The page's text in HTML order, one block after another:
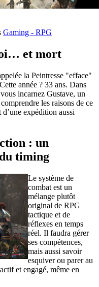
Gaming - RPG
et mort
la Peintresse "efface"
année ? 33 ans. Dans
incarnez Gustave, un
les raisons de ce
expédition aussi
: un
timing
Le système de
combat est un
mélange plutôt
original de RPG
tactique et de
réflexes en temps
réel. Il faudra gérer
ses compétences,
mais aussi savoir
esquiver ou parer au
et engagé, même en